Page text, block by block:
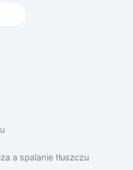
a spalanie tłuszczu